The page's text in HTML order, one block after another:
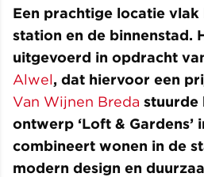
Een prachtige locatie
station en de binnenstad.
uitgevoerd in opdracht
Alwel, dat hiervoor een
Van Wijnen Breda stuurde
ontwerp ‘Loft & Gardens’
combineert wonen in de
modern design en